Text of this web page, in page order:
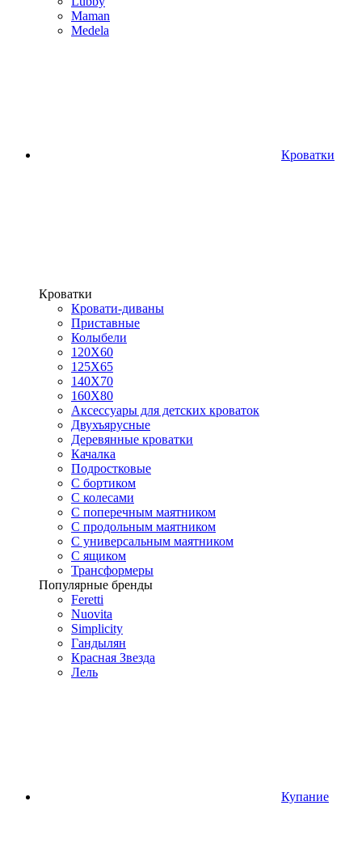
Maman
Medela
Кроватки
Кроватки
Кровати-диваны
Приставные
Колыбели
120Х60
125X65
140Х70
160Х80
Аксессуары для детских кроваток
Двухъярусные
Деревянные кроватки
Качалка
Подростковые
С бортиком
С колесами
С поперечным маятником
С продольным маятником
С универсальным маятником
С ящиком
Трансформеры
Популярные бренды
Feretti
Nuovita
Simplicity
Гандылян
Красная Звезда
Лель
Купание